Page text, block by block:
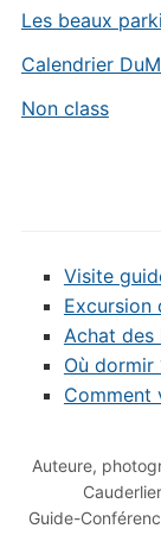
Les beaux
Calendrier
Non class
Visite
Excursion
Achat des
Où dormir
Comment
Auteure,
Guide-